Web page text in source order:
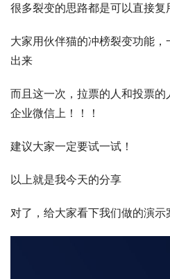
很多裂变的思路都是可以直接复
大家用伙伴猫的冲榜裂变功能
出来
而且这一次，拉票的人和投票
企业微信上！！！
建议大家一定要试一试！
以上就是我今天的分享
对了，给大家看下我们做的演示